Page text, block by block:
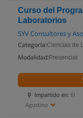
Curso del
Laboratorios
SYV Consultores y
Categoría:Ciencias de
Modalidad: Presencial
Impartido en: El
Agustino